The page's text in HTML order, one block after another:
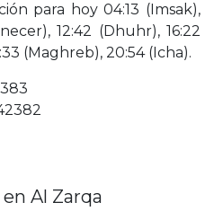
para hoy 04:13 (Imsak),
12:42 (Dhuhr), 16:22
(Maghreb), 20:54 (Icha).
Al Zarqa